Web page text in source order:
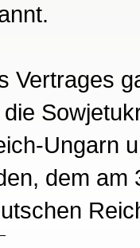
Vertrages
Ungarn
dem